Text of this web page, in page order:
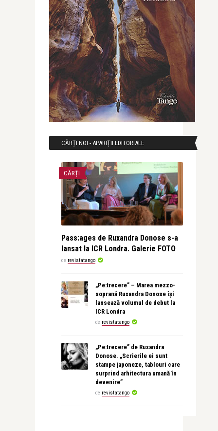
CĂRȚI NOI - APARIȚII EDITORIALE
CĂRȚI
Pass:ages de Ruxandra Donose s-a
lansat la ICR Londra. Galerie FOTO
de revistatango
„Pe:trecere” – Marea mezzo-
soprană Ruxandra Donose își
lansează volumul de debut la
ICR Londra
de revistatango
„Pe:trecere” de Ruxandra
Donose. „Scrierile ei sunt
stampe japoneze, tablouri care
surprind arhitectura umană în
devenire”
de revistatango